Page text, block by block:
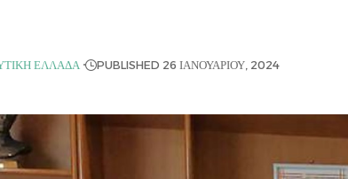
ΕΛΛΆΔΑ PUBLISHED 26 ΙΑΝΟΥΑΡΊΟΥ, 2024